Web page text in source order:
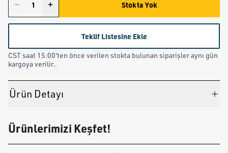
Stokta Yok
Teklif Listesine Ekle
CST saat 15:00'ten önce verilen stokta bulunan siparişler aynı gün
kargoya verilir..
Ürün Detayı
Ürünlerimizi Keşfet!